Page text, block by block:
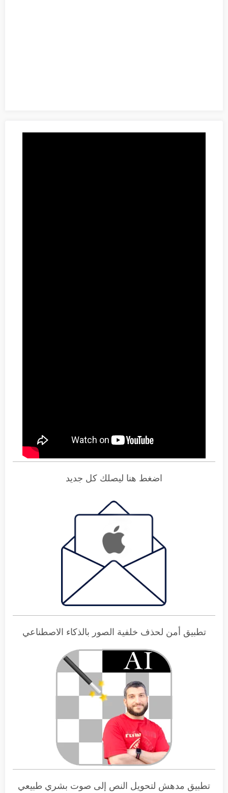
اضغط هنا ليصلك كل جديد
تطبيق أمن لحذف خلفية الصور بالذكاء الاصطناعي
تطبيق مدهش لتحويل النص إلى صوت بشري طبيعي